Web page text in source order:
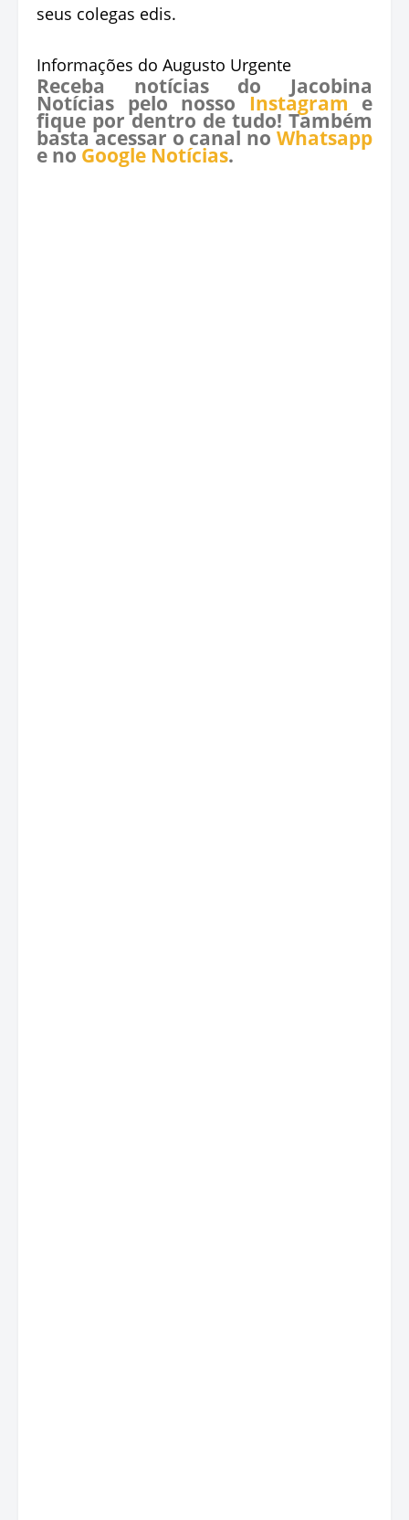
seus colegas edis.
Informações do Augusto Urgente
Receba notícias do Jacobina
Notícias pelo nosso Instagram e
fique por dentro de tudo! Também
basta acessar o canal no Whatsapp
e no Google Notícias.